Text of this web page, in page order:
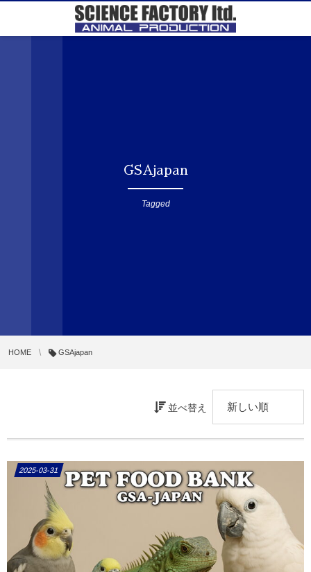
GSAjapan
Tagged
HOME GSAjapan
並べ替え
2025-03-31